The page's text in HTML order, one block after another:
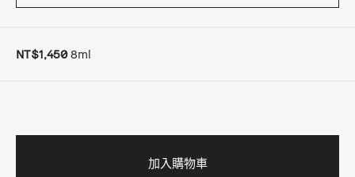
NT$1,4508ml
加入購物車